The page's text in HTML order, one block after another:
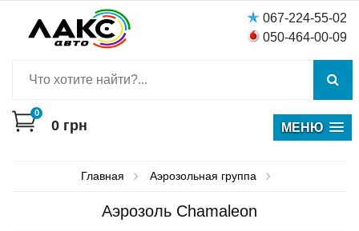
067-224-55-02
050-464-00-09
0
0 грн МЕНЮ
Главная Аэрозольная группа
Аэрозоль Chamaleon